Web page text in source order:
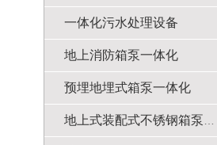
一体化污水处理设备
地上消防箱泵一体化
预埋地埋式箱泵一体化